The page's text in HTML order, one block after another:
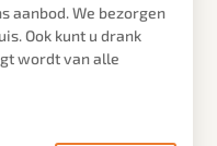
aanbod. We bezorgen
Ook kunt u drank
wordt van alle